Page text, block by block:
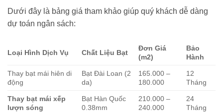
Dưới đây là bảng giá tham khảo giúp quý khách dễ dàng
dự toán ngân sách:
Loại Hình Dịch Vụ Chất Liệu Bạt
Đơn Giá
(m2)
Bảo
Hành
Thay bạt mái hiên di
động
Bạt Đài Loan (2
da)
165.000 –
180.000
12
Tháng
Thay bạt mái xếp
lượn sóng
Bạt Hàn Quốc
0.38mm
210.000 –
240.000
24
Tháng